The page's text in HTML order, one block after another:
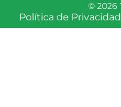
© 2026
Política de